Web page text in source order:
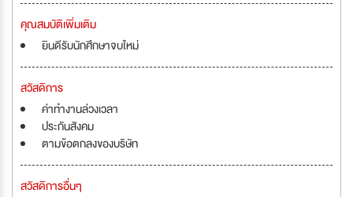
คุณสมบัติเพิ่มเติม
ยินดีรับนักศึกษาจบใหม่
สวัสดิการ
ค่าทำงานล่วงเวลา
ประกันสังคม
ตามข้อตกลงของบริษัท
สวัสดิการอื่นๆ